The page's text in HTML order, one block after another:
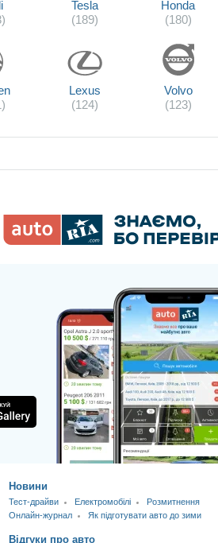
Tesla
(189)
Honda
(180)
Lexus
(124)
Volvo
(123)
Новини
Тест-драйви Електромобілі
Розмитнення
Онлайн-журнал
Як підготувати авто до зими
Відгуки про авто